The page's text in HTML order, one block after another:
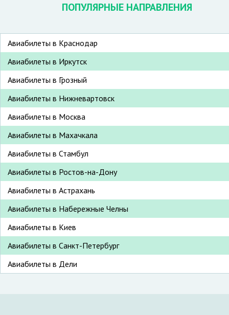
ПОПУЛЯРНЫЕ НАПРАВЛЕНИЯ
Авиабилеты в Краснодар
Авиабилеты в Иркутск
Авиабилеты в Грозный
Авиабилеты в Нижневартовск
Авиабилеты в Москва
Авиабилеты в Махачкала
Авиабилеты в Стамбул
Авиабилеты в Ростов-на-Дону
Авиабилеты в Астрахань
Авиабилеты в Набережные Челны
Авиабилеты в Киев
Авиабилеты в Санкт-Петербург
Авиабилеты в Дели